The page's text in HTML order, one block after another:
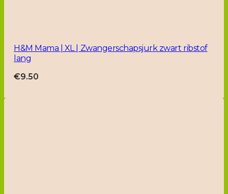
H&M Mama | XL | Zwangerschapsjurk zwart ribstof
lang
€9.50